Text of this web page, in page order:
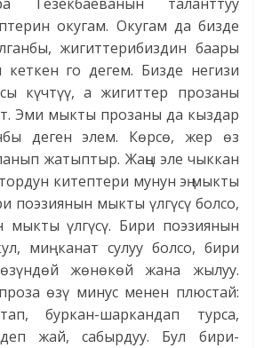
окугам. Окугам да бизде
жигиттерибиздин баары
кеткен го дегем. Бизде негизи
күчтүү, а жигиттер прозаны
Эми мыкты прозаны да кыздар
деген элем. Көрсө, жер өз
жатыптыр. Жаңы эле чыккан
китептери мунун эң мыкты
поэзиянын мыкты үлгүсү болсо,
мыкты үлгүсү. Бири поэзиянын
миң канат сулуу болсо, бири
жөнөкөй жана жылуу.
өзү минус менен плюстай:
буркан-шаркандап турса,
жай, сабырдуу. Бул бири-